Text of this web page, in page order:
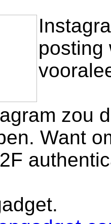
posting
zou
Want